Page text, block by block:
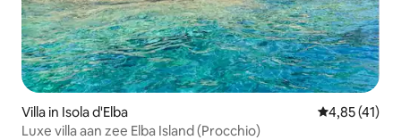
Villa in Isola d'Elba Gemiddelde
4,85 (41)
Luxe villa aan zee Elba Island (Procchio)